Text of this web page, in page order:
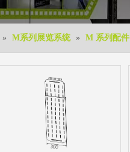
» M系列展览系统 » M 系列配件